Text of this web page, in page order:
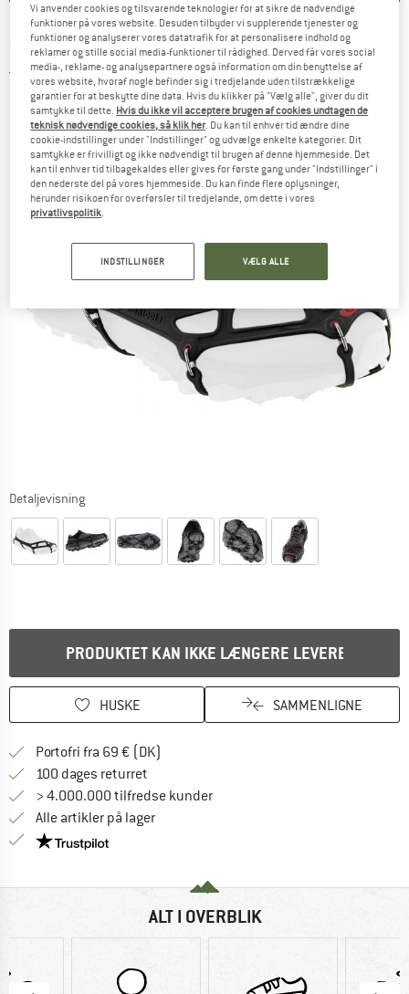
KAHTOOLA -EXOspikes - Jernpigge
5,0(1)
Detaljevisning
PRODUKTET KAN IKKE LÆNGERE LEVERES
HUSKE SAMMENLIGNE
Portofri fra 69 € (DK)
100 dages returret
> 4.000.000 tilfredse kunder
Alle artikler på lager
Vi er Trustpilot-certificeret - oplysningerne får du
ALT I OVERBLIK
Vi anvender cookies og tilsvarende teknologier for at sikre de nødvendige
funktioner på vores website. Desuden tilbyder vi supplerende tjenester og
funktioner og analyserer vores datatrafik for at personalisere indhold og
reklamer og stille social media-funktioner til rådighed. Derved får vores social
media-, reklame- og analysepartnere også information om din benyttelse af
vores website, hvoraf nogle befinder sig i tredjelande uden tilstrækkelige
garantier for at beskytte dine data. Hvis du klikker på "Vælg alle", giver du dit
samtykke til dette. Hvis du ikke vil acceptere brugen af cookies undtagen de
teknisk nødvendige cookies, så klik her. Du kan til enhver tid ændre dine
cookie-indstillinger under "Indstillinger" og udvælge enkelte kategorier. Dit
samtykke er frivilligt og ikke nødvendigt til brugen af denne hjemmeside. Det
kan til enhver tid tilbagekaldes eller gives for første gang under "Indstillinger" i
den nederste del på vores hjemmeside. Du kan finde flere oplysninger,
herunder risikoen for overførsler til tredjelande, om dette i vores
privatlivspolitik.
INDSTILLINGER VÆLG ALLE